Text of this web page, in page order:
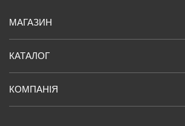
МАГАЗИН
КАТАЛОГ
КОМПАНІЯ